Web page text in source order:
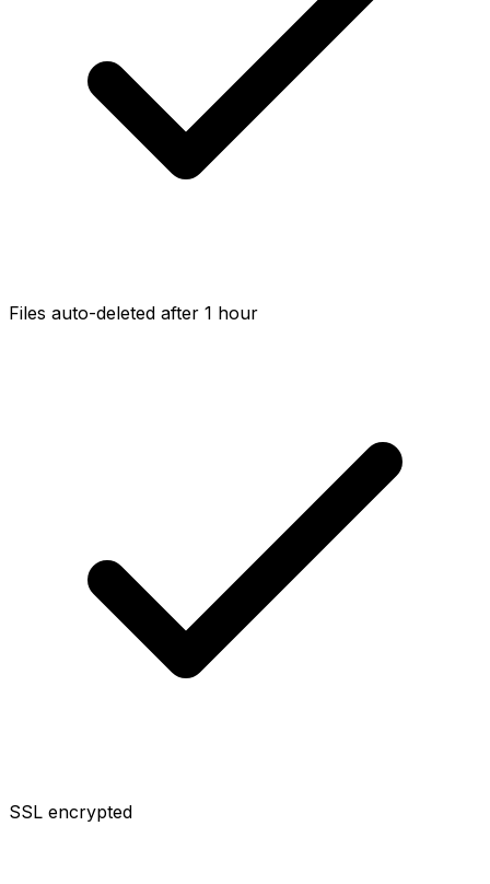
Files auto-deleted after 1 hour
SSL encrypted